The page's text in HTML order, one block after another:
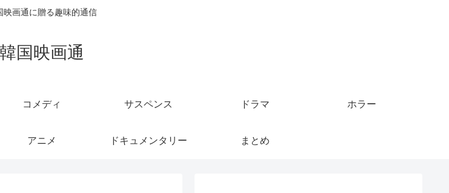
映画通に贈る趣味的通信
韓国映画通
コメディ サスペンス ドラマ ホラー
アニメ ドキュメンタリー まとめ